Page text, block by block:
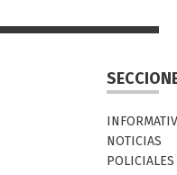
NOTICIAS
POLICIALES